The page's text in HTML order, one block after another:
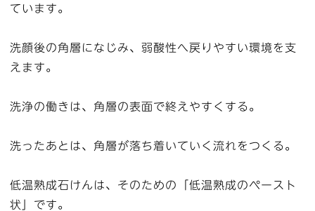
ています。
洗顔後の角層になじみ、弱酸性へ戻りやすい環境を支
えます。
洗浄の働きは、角層の表面で終えやすくする。
洗ったあとは、角層が落ち着いていく流れをつくる。
低温熟成石けんは、そのための「低温熟成のペースト
状」です。